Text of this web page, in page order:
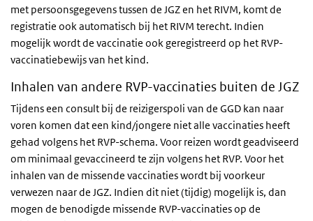
met persoonsgegevens tussen de JGZ en het RIVM, komt de
registratie ook automatisch bij het RIVM terecht. Indien
mogelijk wordt de vaccinatie ook geregistreerd op het RVP-
vaccinatiebewijs van het kind.
Inhalen van andere RVP-vaccinaties buiten de JGZ
Tijdens een consult bij de reizigerspoli van de GGD kan naar
voren komen dat een kind/jongere niet alle vaccinaties heeft
gehad volgens het RVP-schema. Voor reizen wordt geadviseerd
om minimaal gevaccineerd te zijn volgens het RVP. Voor het
inhalen van de missende vaccinaties wordt bij voorkeur
verwezen naar de JGZ. Indien dit niet (tijdig) mogelijk is, dan
mogen de benodigde missende RVP-vaccinaties op de